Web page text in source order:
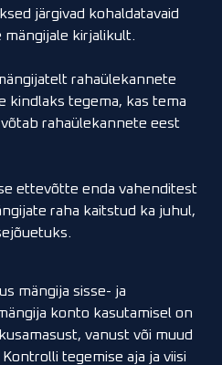
järgivad kohaldatavaid
kirjalikult.
rahaülekannete
kindlaks tegema, kas tema
rahaülekannete eest
ettevõtte enda vahenditest
raha kaitstud ka juhul,
mängija sisse- ja
konto kasutamisel on
vanust või muud
tegemise aja ja viisi